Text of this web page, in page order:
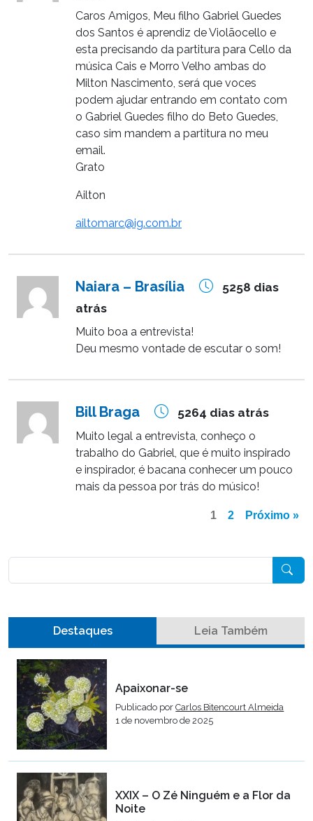
Caros Amigos, Meu filho Gabriel Guedes
dos Santos é aprendiz de Violãocello e
esta precisando da partitura para Cello da
música Cais e Morro Velho ambas do
Milton Nascimento, será que voces
podem ajudar entrando em contato com
o Gabriel Guedes filho do Beto Guedes,
caso sim mandem a partitura no meu
email.
Grato
Ailton
ailtomarc@ig.com.br
Naiara – Brasília
5258 dias
atrás
Muito boa a entrevista!
Deu mesmo vontade de escutar o som!
Bill Braga 5264 dias atrás
Muito legal a entrevista, conheço o
trabalho do Gabriel, que é muito inspirado
e inspirador, é bacana conhecer um pouco
mais da pessoa por trás do músico!
1 2 Próximo »
Destaques Leia Também
Apaixonar-se
Publicado porCarlos Bitencourt Almeida
1 de novembro de 2025
XXIX – O Zé Ninguém e a Flor da
Noite